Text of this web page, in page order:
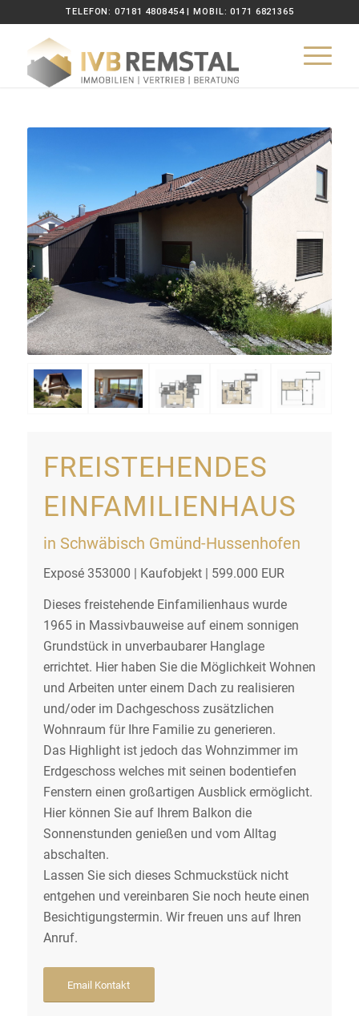
TELEFON: 07181 4808454 | MOBIL: 0171 6821365
FREISTEHENDES
EINFAMILIENHAUS
in Schwäbisch Gmünd-Hussenhofen
Exposé 353000 | Kaufobjekt | 599.000 EUR
Dieses freistehende Einfamilienhaus wurde
1965 in Massivbauweise auf einem sonnigen
Grundstück in unverbaubarer Hanglage
errichtet. Hier haben Sie die Möglichkeit Wohnen
und Arbeiten unter einem Dach zu realisieren
und/oder im Dachgeschoss zusätzlichen
Wohnraum für Ihre Familie zu generieren.
Das Highlight ist jedoch das Wohnzimmer im
Erdgeschoss welches mit seinen bodentiefen
Fenstern einen großartigen Ausblick ermöglicht.
Hier können Sie auf Ihrem Balkon die
Sonnenstunden genießen und vom Alltag
abschalten.
Lassen Sie sich dieses Schmuckstück nicht
entgehen und vereinbaren Sie noch heute einen
Besichtigungstermin. Wir freuen uns auf Ihren
Anruf.
Email Kontakt